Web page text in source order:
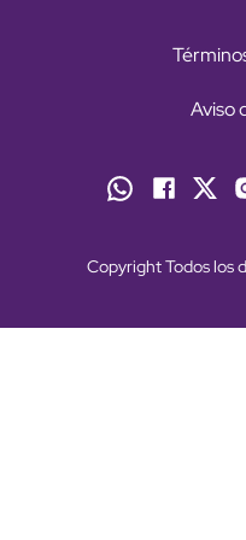
Aviso
Copyright Todos los